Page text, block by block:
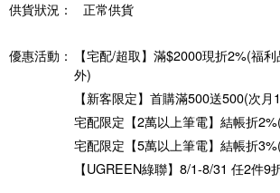
供貨狀況： 正常供貨
優惠活動：
【宅配/超取】滿$2000現折2%(福
外)
【新客限定】首購滿500送500(次月
宅配限定【2萬以上筆電】結帳折
宅配限定【5萬以上筆電】結帳折
【UGREEN綠聯】8/1-8/31 任2件9